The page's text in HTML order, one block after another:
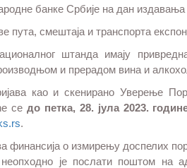
банке Србије на дан
пута, смештаја и транспорта
штанда имају
и прерадом вина и
као и скенирано Уверење
се до петка, 28. јула 2023.
.
о измирењу доспелих
је послати поштом на